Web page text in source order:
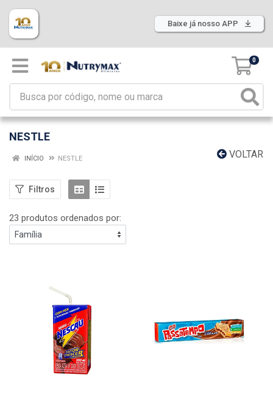
Baixe já nosso APP
0
NESTLE
VOLTAR
INÍCIO NESTLE
Filtros
23 produtos ordenados por: